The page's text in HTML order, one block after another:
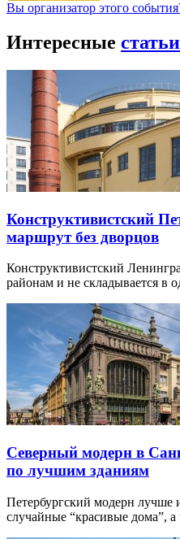
Вы организатор этого
Интересные
Конструктивистский
маршрут без дворцов
Конструктивистский
районам и не складывается
Северный модерн в
по лучшим зданиям
Петербургский модерн лучше
случайные “красивые дома”,